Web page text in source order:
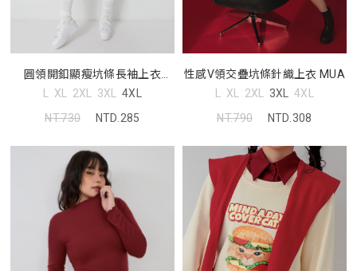
圓領開釦顯瘦坑條長袖上衣
MUA
L XL 2XL 3XL 4XL
NT.730
NTD.285
性感V領交疊坑條針織上衣 MUA
L XL 2XL 3XL 4XL
NT.790
NTD.308